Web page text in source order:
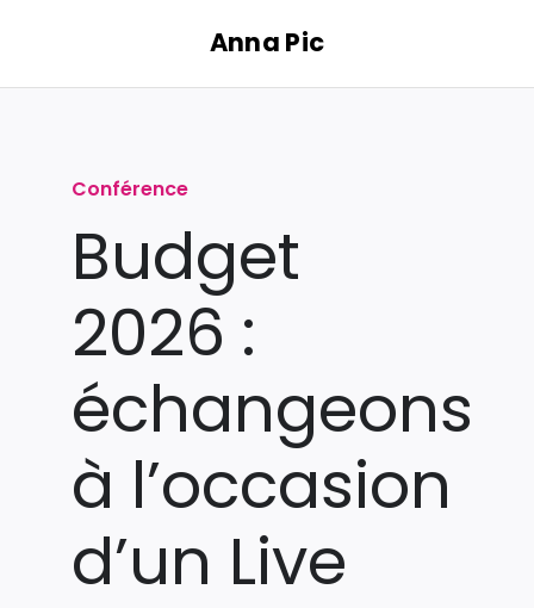
contenu
Anna Pic
Conférence
Budget
2026 :
échangeons
à l’occasion
d’un Live